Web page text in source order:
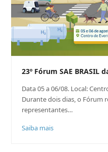
23º Fórum SAE BRASIL
Data 05 a 06/08. Local:
Durante dois dias, o Fórum
representantes…
Saiba mais